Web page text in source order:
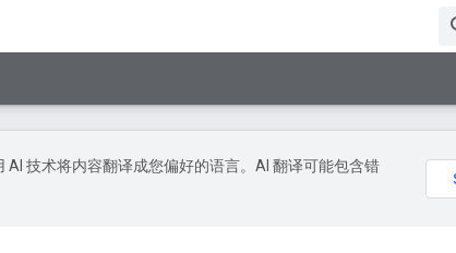
AI 技术将内容翻译成您偏好的语言。AI 翻译可能包含错